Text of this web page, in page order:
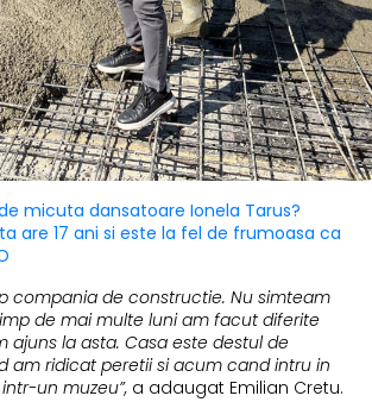
micuta dansatoare Ionela Tarus?
are 17 ani si este la fel de frumoasa ca
compania de constructie. Nu simteam
de mai multe luni am facut diferite
ajuns la asta. Casa este destul de
am ridicat peretii si acum cand intru in
un muzeu”, a adaugat Emilian Cretu.